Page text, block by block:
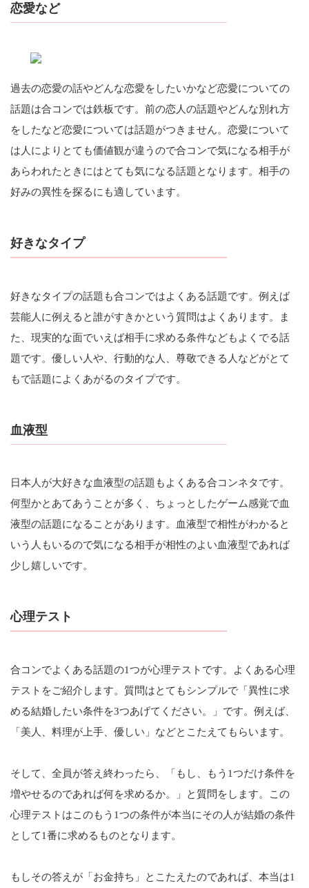
恋愛など
過去の恋愛の話やどんな恋愛をしたいかなど恋愛についての
話題は合コンでは鉄板です。前の恋人の話題やどんな別れ方
をしたなど恋愛については話題がつきません。恋愛について
は人によりとても価値観が違うので合コンで気になる相手が
あらわれたときにはとても気になる話題となります。相手の
好みの異性を探るにも適しています。
好きなタイプ
好きなタイプの話題も合コンではよくある話題です。例えば
芸能人に例えると誰がすきかという質問はよくあります。ま
た、現実的な面でいえば相手に求める条件などもよくでる話
題です。優しい人や、行動的な人、尊敬できる人などがとて
もで話題によくあがるのタイプです。
血液型
日本人が大好きな血液型の話題もよくある合コンネタです。
何型かとあてあうことが多く、ちょっとしたゲーム感覚で血
液型の話題になることがあります。血液型で相性がわかると
いう人もいるので気になる相手が相性のよい血液型であれば
少し嬉しいです。
心理テスト
合コンでよくある話題の1つが心理テストです。よくある心理
テストをご紹介します。質問はとてもシンプルで「異性に求
める結婚したい条件を3つあげてください。」です。例えば、
「美人、料理が上手、優しい」などとこたえてもらいます。
そして、全員が答え終わったら、「もし、もう1つだけ条件を
増やせるのであれば何を求めるか。」と質問をします。この
心理テストはこのもう1つの条件が本当にその人が結婚の条件
として1番に求めるものとなります。
もしその答えが「お金持ち」とこたえたのであれば、本当は1